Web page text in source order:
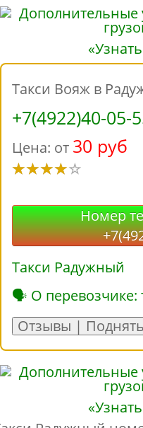
Такси Вояж в
+7(4922)40-05-
Цена: от 30 руб
Номер
Такси Радужный
🗣 О перевозчике:
Отзывы |